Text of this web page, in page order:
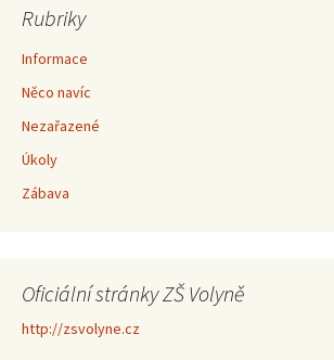
Rubriky
Informace
Něco navíc
Nezařazené
Úkoly
Zábava
Oficiální stránky ZŠ Volyně
http://zsvolyne.cz